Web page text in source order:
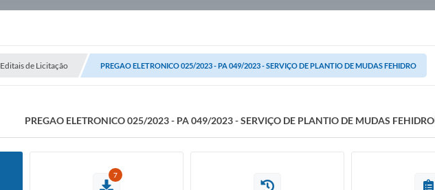
Editais de Licitação PREGAO ELETRONICO 025/2023 - PA 049/2023 - SERVIÇO DE PLANTIO DE MUDAS FEHIDRO
PREGAO ELETRONICO 025/2023 - PA 049/2023 - SERVIÇO DE PLANTIO DE MUDAS FEHIDRO
7